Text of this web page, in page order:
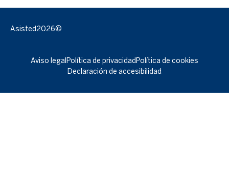
Asisted2026©
Aviso legal Política de privacidadPolítica de cookies
Declaración de accesibilidad